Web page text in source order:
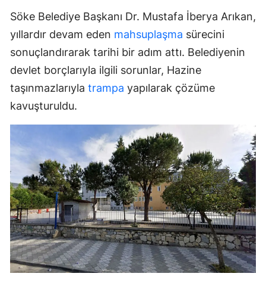
Söke Belediye Başkanı Dr. Mustafa İberya Arıkan,
yıllardır devam eden mahsuplaşma sürecini
sonuçlandırarak tarihi bir adım attı. Belediyenin
devlet borçlarıyla ilgili sorunlar, Hazine
taşınmazlarıyla trampa yapılarak çözüme
kavuşturuldu.